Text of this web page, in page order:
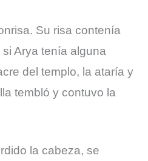
Su risa contenía
Arya tenía alguna
del templo, la ataría y
tembló y contuvo la
la cabeza, se